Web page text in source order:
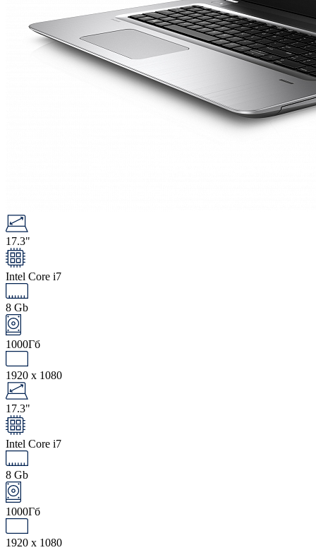
17.3"
Intel Core i7
8 Gb
1000Гб
1920 x 1080
17.3"
Intel Core i7
8 Gb
1000Гб
1920 x 1080